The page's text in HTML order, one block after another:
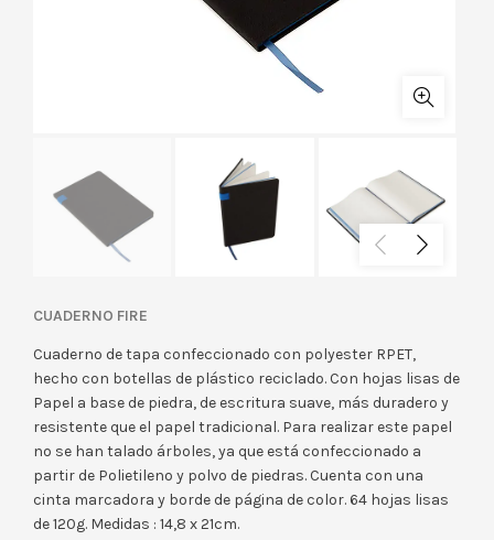
CUADERNO FIRE
Cuaderno de tapa confeccionado con polyester RPET,
hecho con botellas de plástico reciclado. Con hojas lisas de
Papel a base de piedra, de escritura suave, más duradero y
resistente que el papel tradicional. Para realizar este papel
no se han talado árboles, ya que está confeccionado a
partir de Polietileno y polvo de piedras. Cuenta con una
cinta marcadora y borde de página de color. 64 hojas lisas
de 120g. Medidas : 14,8 x 21cm.